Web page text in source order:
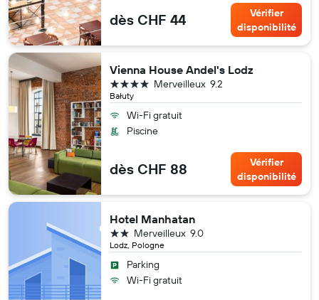
dès CHF 44
Vérifier
disponibilité
Vienna House Andel's Lodz
Bałuty
9.2
Merveilleux
4 étoiles
Wi-Fi gratuit
Piscine
dès CHF 88
Vérifier
disponibilité
Hotel Manhatan
Lodz, Pologne
9.0
Merveilleux
2 étoiles
Parking
Wi-Fi gratuit